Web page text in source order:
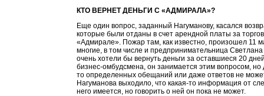
КТО ВЕРНЕТ ДЕНЬГИ С «АДМИРАЛА»?
Еще один вопрос, заданный Нагуманову, касался
которые были отданы в счет арендной платы за
«Адмирале». Пожар там, как известно, произошел 11
многие, в том числе и предпринимательница Светлана
очень хотели бы вернуть деньги за оставшиеся 20
бизнес-омбудсмена, он занимается этим вопросом, но
то определенных обещаний или даже ответов не
Нагуманова выходило, что какая-то информация от
него имеется, но говорить о ней он пока не может.